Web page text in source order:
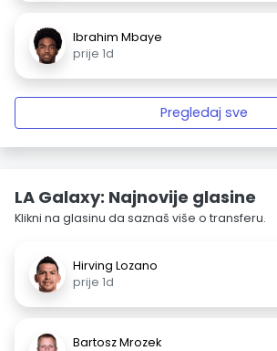
Ibrahim Mbaye
prije 1d
Pregledaj sve
LA Galaxy: Najnovije glasine
Klikni na glasinu da saznaš više o transferu.
Hirving Lozano
prije 1d
Bartosz Mrozek